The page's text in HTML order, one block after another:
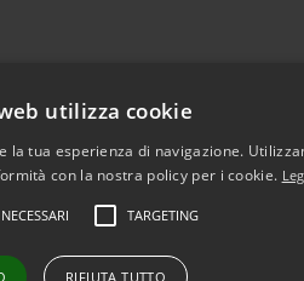
utilizza cookie
la tua esperienza di navigazione.
con la nostra policy per i cookie.
TARGETING
RIFIUTA TUTTO